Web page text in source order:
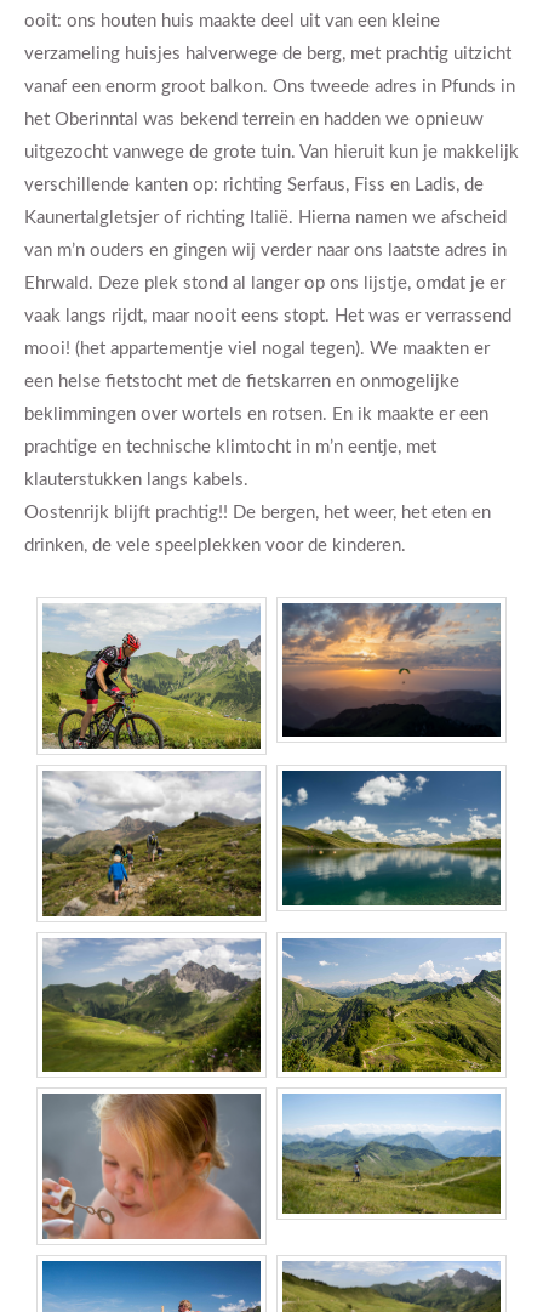
ooit: ons houten huis maakte deel uit van een kleine
verzameling huisjes halverwege de berg, met prachtig uitzicht
vanaf een enorm groot balkon. Ons tweede adres in Pfunds in
het Oberinntal was bekend terrein en hadden we opnieuw
uitgezocht vanwege de grote tuin. Van hieruit kun je makkelijk
verschillende kanten op: richting Serfaus, Fiss en Ladis, de
Kaunertalgletsjer of richting Italië. Hierna namen we afscheid
van m’n ouders en gingen wij verder naar ons laatste adres in
Ehrwald. Deze plek stond al langer op ons lijstje, omdat je er
vaak langs rijdt, maar nooit eens stopt. Het was er verrassend
mooi! (het appartementje viel nogal tegen). We maakten er
een helse fietstocht met de fietskarren en onmogelijke
beklimmingen over wortels en rotsen. En ik maakte er een
prachtige en technische klimtocht in m’n eentje, met
klauterstukken langs kabels.
Oostenrijk blijft prachtig!! De bergen, het weer, het eten en
drinken, de vele speelplekken voor de kinderen.